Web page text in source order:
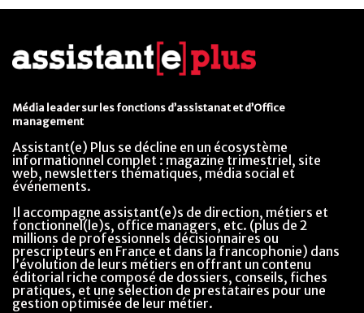
Média leader sur les fonctions d’assistanat et d’Office
management
Assistant(e) Plus se décline en un écosystème
informationnel complet : magazine trimestriel, site
web, newsletters thématiques, média social et
événements.
Il accompagne assistant(e)s de direction, métiers et
fonctionnel(le)s, office managers, etc. (plus de 2
millions de professionnels décisionnaires ou
prescripteurs en France et dans la francophonie) dans
l’évolution de leurs métiers en offrant un contenu
éditorial riche composé de dossiers, conseils, fiches
pratiques, et une sélection de prestataires pour une
gestion optimisée de leur métier.